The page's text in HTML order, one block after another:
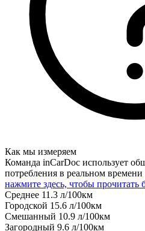
Как мы измеряем
Команда inCarDoc использует
потребления в реальном времени
нажмите здесь, чтобы
Среднее 11.3 л/100км
Городской 15.6 л/100км
Смешанный 10.9 л/100км
Загородный 9.6 л/100км